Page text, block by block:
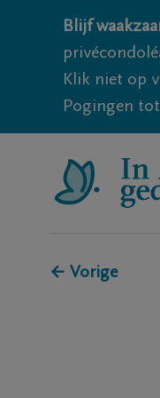
Blijf
Klik niet op
Pogingen
← Vorige